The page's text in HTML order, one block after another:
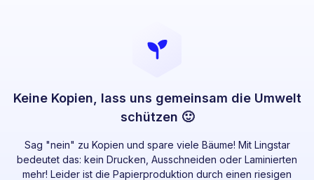
Keine Kopien, lass uns gemeinsam die Umwelt
schützen 🙂
Sag "nein" zu Kopien und spare viele Bäume! Mit Lingstar
bedeutet das: kein Drucken, Ausschneiden oder Laminierten
mehr! Leider ist die Papierproduktion durch einen riesigen